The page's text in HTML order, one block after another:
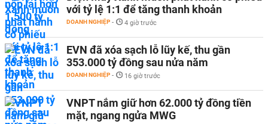
với tỷ lệ 1:1 để tăng thanh khoản
DOANH NGHIỆP - 4 giờ trước
EVN đã xóa sạch lỗ lũy kế, thu gần
353.000 tỷ đồng sau nửa năm
DOANH NGHIỆP - 16 giờ trước
VNPT nắm giữ hơn 62.000 tỷ đồng tiền
mặt, ngang ngửa MWG